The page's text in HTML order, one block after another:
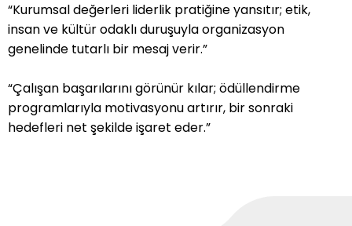
“Kurumsal değerleri liderlik pratiğine yansıtır; etik,
insan ve kültür odaklı duruşuyla organizasyon
genelinde tutarlı bir mesaj verir.”
“Çalışan başarılarını görünür kılar; ödüllendirme
programlarıyla motivasyonu artırır, bir sonraki
hedefleri net şekilde işaret eder.”